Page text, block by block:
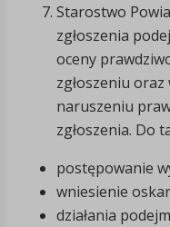
Starostwo
zgłoszenia
oceny
zgłoszeniu oraz
naruszeniu
zgłoszenia. Do
postępowanie
wniesienie
działania